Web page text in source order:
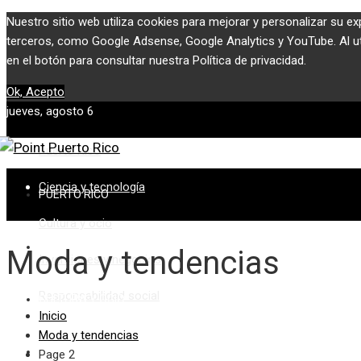
Nuestro sitio web utiliza cookies para mejorar y personalizar su
terceros, como Google Adsense, Google Analytics y YouTube.
en el botón para consultar nuestra Política de privacidad.
Ok, Acepto
jueves, agosto 6
Puerto Rico
Ciencia y tecnología
Cultura y ocio
Inversiones y negocios
PUERTO RICO
CIENCIA Y TECNOLOGÍA
INVERSIONES Y NEGOCIOS
Moda y tendencias
Inicio
Moda y tendencias
Page 2